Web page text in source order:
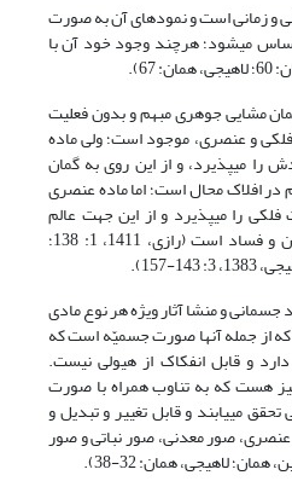
و زمانى است و نمودهاى آن به صورت
مى‏شود؛ هرچند وجود خود آن با
مشایی جوهرى مبهم و بدون فعلیت
و عنصرى، موجود است؛ ولى ماده
مى‏پذیرد، و از این روى به گمان
در افلاک محال است؛ اما ماده عنصرى
را مى‏پذیرد و از این جهت عالم
عناصر عالم تحول و تبدل و کون و فساد است (رازی، 1411، 1: 138؛
و منشا آثار ویژه هر نوع مادى
از جمله آنها صورت جسمیّه است که
و قابل انفکاک از هیولى نیست.
هست که به تناوب همراه با صورت
مى‏یابند و قابل تغییر و تبدیل و
صور معدنى، صور نباتى و صور
لاهیجى، همان: 32-38).